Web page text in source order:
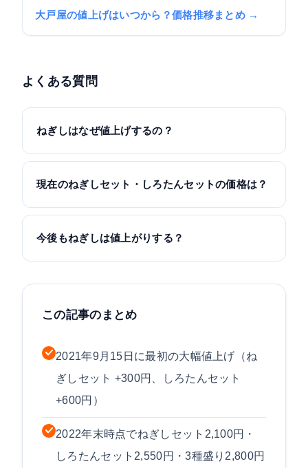
大戸屋の値上げはいつから？価格推移まとめ →
よくある質問
ねぎしはなぜ値上げするの？
現在のねぎしセット・しろたんセットの価格は？
今後もねぎしは値上がりする？
この記事のまとめ
2021年9月15日に最初の大幅値上げ（ね
ぎしセット +300円、しろたんセット
+600円）
2022年末時点でねぎしセット2,100円・
しろたんセット2,550円・3種盛り2,800円